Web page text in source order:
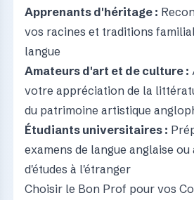
Apprenants d'héritage :
vos racines et traditions
langue
Amateurs d'art et de culture :
votre appréciation de la
du patrimoine artistique
Étudiants universitaires :
examens de langue anglaise
d'études à l'étranger
Choisir le Bon Prof pour vos